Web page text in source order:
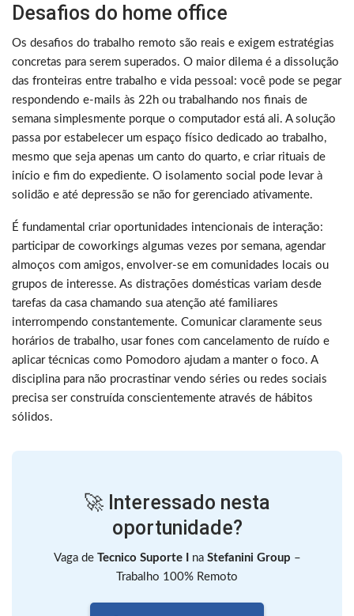
Desafios do home office
Os desafios do trabalho remoto são reais e exigem estratégias
concretas para serem superados. O maior dilema é a dissolução
das fronteiras entre trabalho e vida pessoal: você pode se pegar
respondendo e-mails às 22h ou trabalhando nos finais de
semana simplesmente porque o computador está ali. A solução
passa por estabelecer um espaço físico dedicado ao trabalho,
mesmo que seja apenas um canto do quarto, e criar rituais de
início e fim do expediente. O isolamento social pode levar à
solidão e até depressão se não for gerenciado ativamente.
É fundamental criar oportunidades intencionais de interação:
participar de coworkings algumas vezes por semana, agendar
almoços com amigos, envolver-se em comunidades locais ou
grupos de interesse. As distrações domésticas variam desde
tarefas da casa chamando sua atenção até familiares
interrompendo constantemente. Comunicar claramente seus
horários de trabalho, usar fones com cancelamento de ruído e
aplicar técnicas como Pomodoro ajudam a manter o foco. A
disciplina para não procrastinar vendo séries ou redes sociais
precisa ser construída conscientemente através de hábitos
sólidos.
🚀 Interessado nesta
oportunidade?
Vaga de Tecnico Suporte I na Stefanini Group –
Trabalho 100% Remoto